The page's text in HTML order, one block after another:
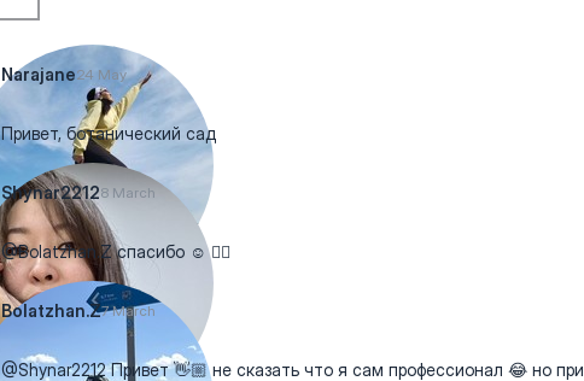
Narajane24 May
Привет, ботанический сад
Shynar22128 March
@Bolatzhan.Z спасибо ☺️ 👍🏻
Bolatzhan.Z7 March
@Shynar2212 Привет 👋🏼 не сказать что я сам профессионал 😂 но при